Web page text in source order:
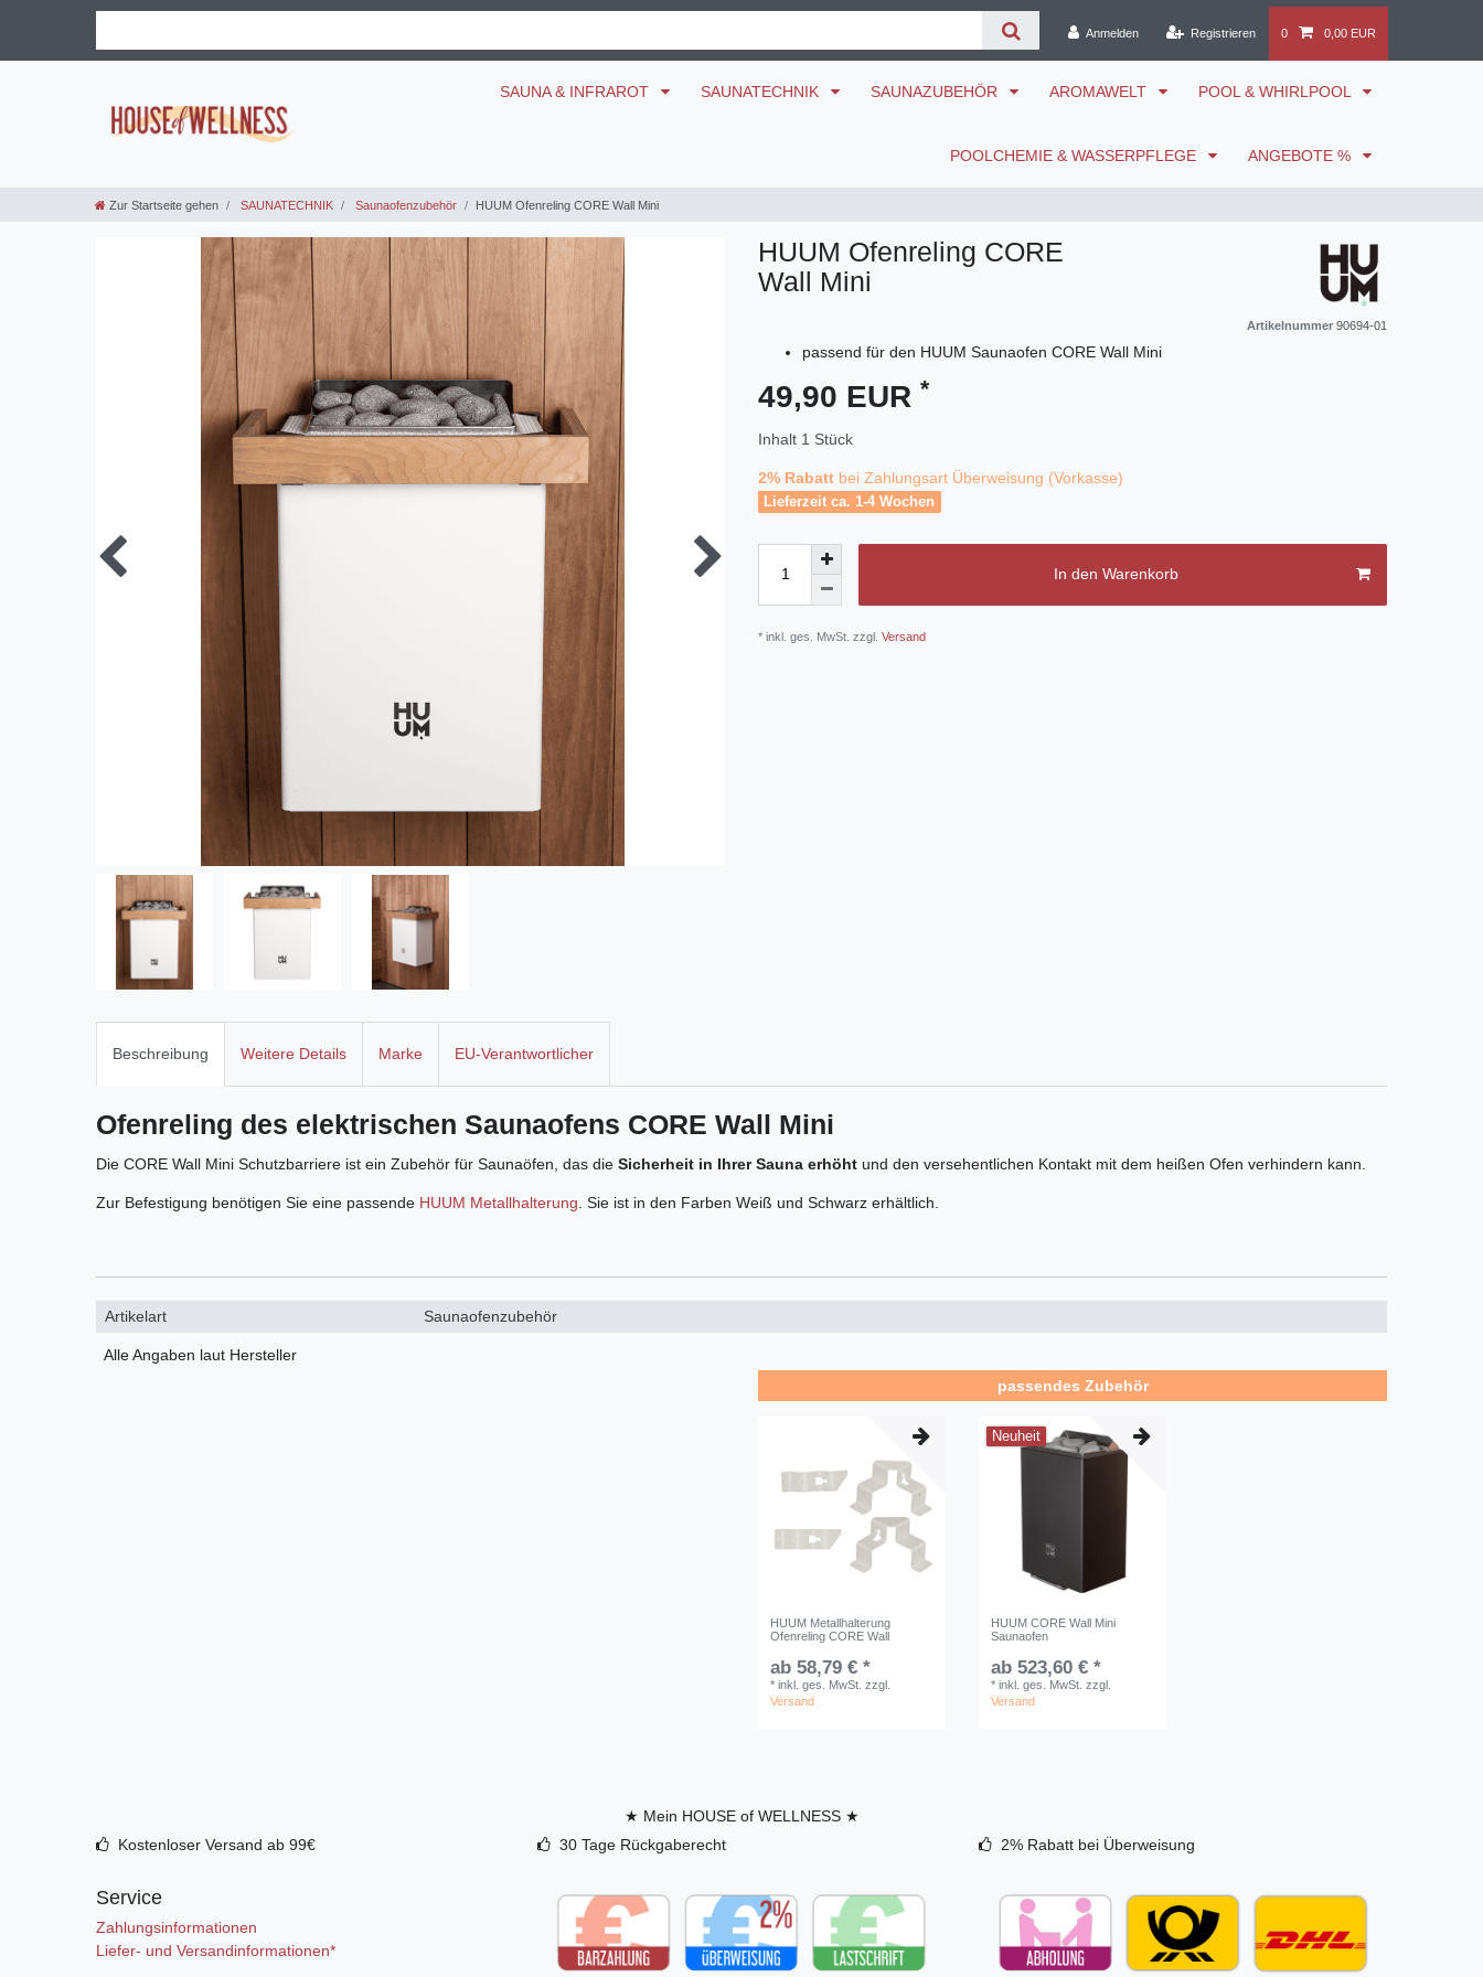
Anmelden Registrieren 0 0,00 EUR
SAUNA & INFRAROT SAUNATECHNIK SAUNAZUBEHÖR AROMAWELT POOL & WHIRLPOOL
POOLCHEMIE & WASSERPFLEGE ANGEBOTE %
Zur Startseite gehen SAUNATECHNIK Saunaofenzubehör HUUM Ofenreling CORE Wall Mini
HUUM Ofenreling CORE
Wall Mini
Artikelnummer 90694-01
passend für den HUUM Saunaofen CORE Wall Mini
49,90 EUR *
Inhalt 1 Stück
2% Rabatt bei Zahlungsart Überweisung (Vorkasse)
Lieferzeit ca. 1-4 Wochen
In den Warenkorb
* inkl. ges. MwSt. zzgl. Versand
Beschreibung Weitere Details Marke EU-Verantwortlicher
Ofenreling des elektrischen Saunaofens CORE Wall Mini
Die CORE Wall Mini Schutzbarriere ist ein Zubehör für Saunaöfen, das die Sicherheit in Ihrer Sauna erhöht und den versehentlichen Kontakt mit dem heißen Ofen verhindern kann.
Zur Befestigung benötigen Sie eine passende HUUM Metallhalterung . Sie ist in den Farben Weiß und Schwarz erhältlich.
Artikelart Saunaofenzubehör
Alle Angaben laut Hersteller
passendes Zubehör
HUUM Metallhalterung
Ofenreling CORE Wall
ab 58,79 € *
*inkl. ges. MwSt. zzgl.
Versand
Neuheit
HUUM CORE Wall Mini
Saunaofen
ab 523,60 € *
*inkl. ges. MwSt. zzgl.
Versand
★ Mein HOUSE of WELLNESS ★
Kostenloser Versand ab 99€
30 Tage Rückgaberecht 2% Rabatt bei Überweisung
Service
Zahlungsinformationen
Liefer- und Versandinformationen*